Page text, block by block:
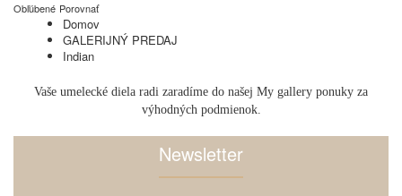
Obľúbené Porovnať
Domov
GALERIJNÝ PREDAJ
Indian
Vaše umelecké diela radi zaradíme do našej My gallery ponuky za
výhodných podmienok.
Newsletter